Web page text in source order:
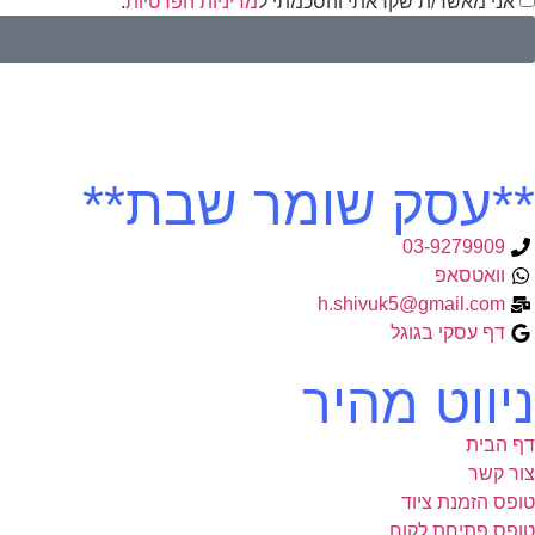
**עסק שומר שבת**
03-9279909
וואטסאפ
h.shivuk5@gmail.com
דף עסקי בגוגל
ניווט מהיר
דף הבית
צור קשר
טופס הזמנת ציוד